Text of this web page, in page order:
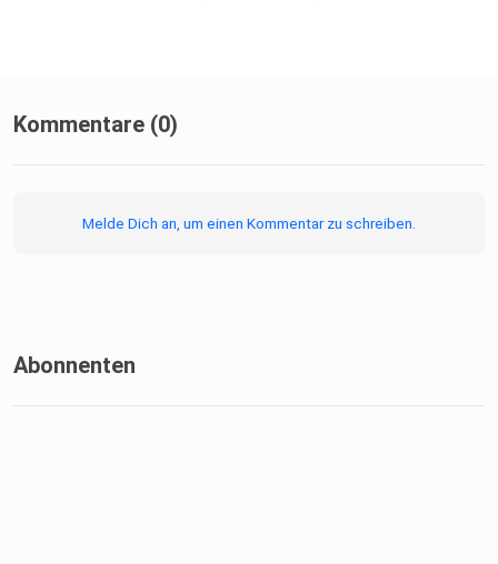
Kommentare (0)
Melde Dich an, um einen Kommentar zu schreiben.
Abonnenten